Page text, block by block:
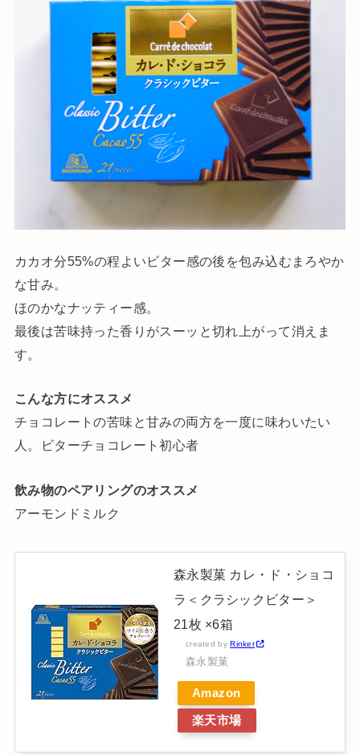
カカオ分55%の程よいビター感の後を包み込むまろやか
な甘み。
ほのかなナッティー感。
最後は苦味持った香りがスーッと切れ上がって消えま
す。
こんな方にオススメ
チョコレートの苦味と甘みの両方を一度に味わいたい
人。ビターチョコレート初心者
飲み物のペアリングのオススメ
アーモンドミルク
森永製菓 カレ・ド・ショコ
ラ＜クラシックビター＞
21枚 ×6箱
created byRinker
森永製菓
Amazon
楽天市場